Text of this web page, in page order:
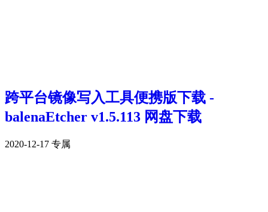
跨平台镜像写入工具便携版下载 -
balenaEtcher v1.5.113 网盘下载
2020-12-17 专属